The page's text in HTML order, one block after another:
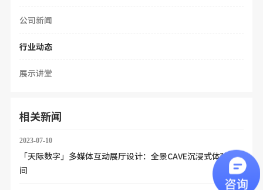
公司新闻
行业动态
展示讲堂
相关新闻
2023-07-10
「天际数字」多媒体互动展厅设计：全景CAVE沉浸式体验空
间